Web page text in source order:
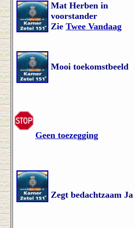
Mat Herben in
voorstander
Zie Twee Vandaag
Mooi toekomstbeeld
Geen toezegging
Zegt bedachtzaam Ja